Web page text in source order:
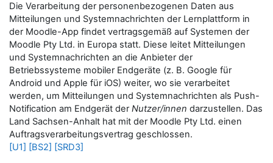
Die Verarbeitung der personenbezogenen Daten aus
Mitteilungen und Systemnachrichten der Lernplattform in
der Moodle-App findet vertragsgemäß auf Systemen der
Moodle Pty Ltd. in Europa statt. Diese leitet Mitteilungen
und Systemnachrichten an die Anbieter der
Betriebssysteme mobiler Endgeräte (z. B. Google für
Android und Apple für iOS) weiter, wo sie verarbeitet
werden, um Mitteilungen und Systemnachrichten als Push-
Notification am Endgerät derNutzer/innen darzustellen. Das
Land Sachsen-Anhalt hat mit der Moodle Pty Ltd. einen
Auftragsverarbeitungsvertrag geschlossen.
[U1] [BS2] [SRD3]